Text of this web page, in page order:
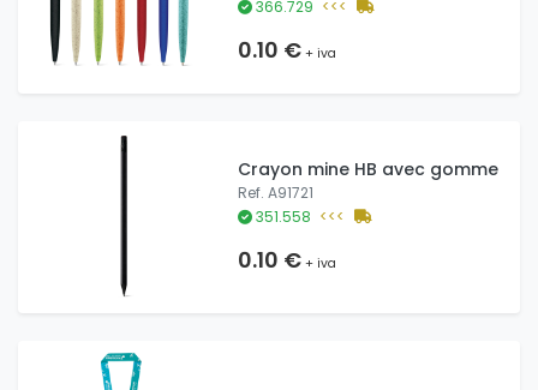
366.729 <<<
0.10 €+ iva
Crayon mine HB avec gomme
Ref. A91721
351.558 <<<
0.10 €+ iva